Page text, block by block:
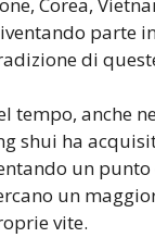
parte
di
tempo, anche
shui ha
un
un
vite.